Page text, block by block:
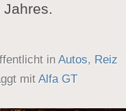
Jahres.
in Autos, Reiz
mit Alfa GT